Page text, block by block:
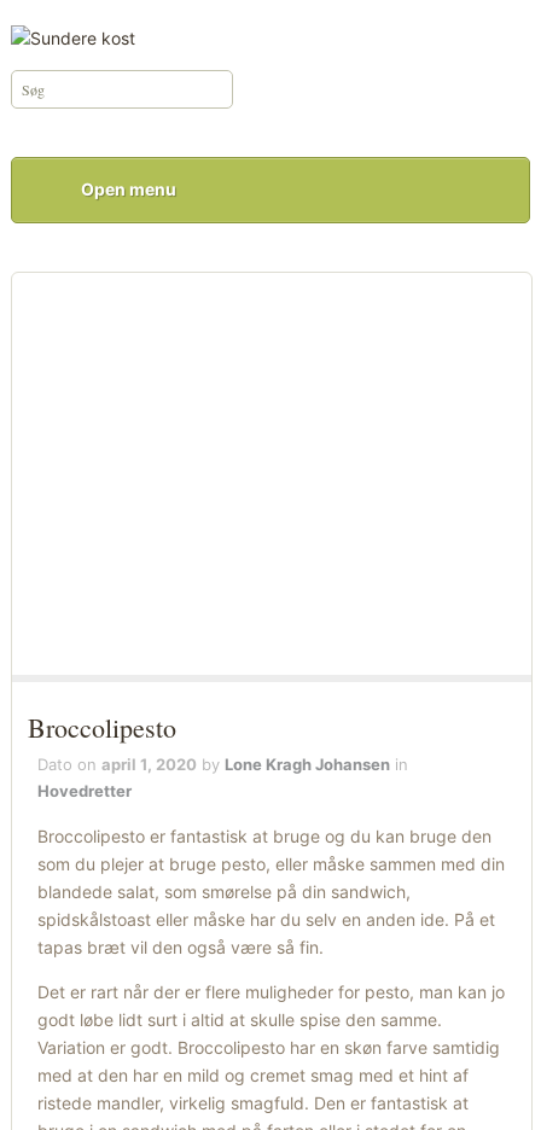
Open menu
Broccolipesto
Dato onapril 1, 2020 by Lone Kragh Johansen in
Hovedretter
Broccolipesto er fantastisk at bruge og du kan bruge den
som du plejer at bruge pesto, eller måske sammen med din
blandede salat, som smørelse på din sandwich,
spidskålstoast eller måske har du selv en anden ide. På et
tapas bræt vil den også være så fin.
Det er rart når der er flere muligheder for pesto, man kan jo
godt løbe lidt surt i altid at skulle spise den samme.
Variation er godt. Broccolipesto har en skøn farve samtidig
med at den har en mild og cremet smag med et hint af
ristede mandler, virkelig smagfuld. Den er fantastisk at